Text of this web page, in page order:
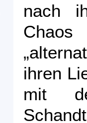
nach
Chaos
ihren
mit